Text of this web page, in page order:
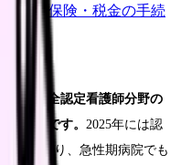
金・保険・税金の手続
に伴い全認定看護師分野の
ひとつです。 2025年には認
れており、急性期病院でも